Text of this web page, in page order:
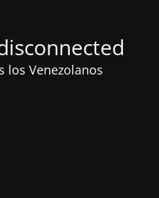
los Venezolanos